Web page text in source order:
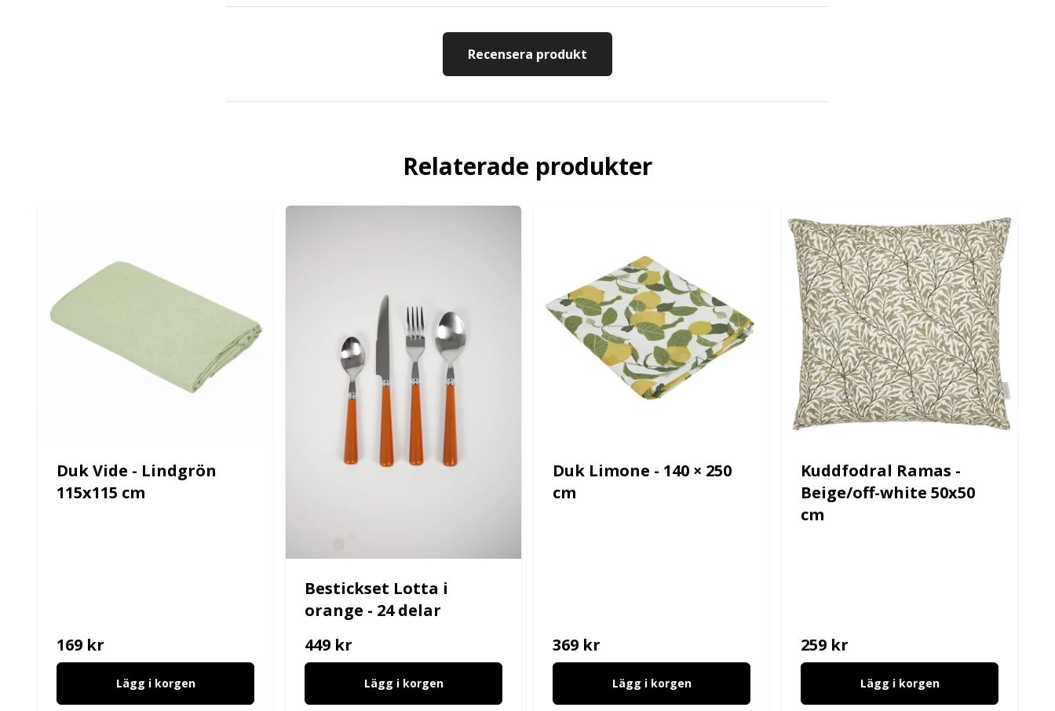
Recensera produkt
Relaterade produkter
Duk Vide - Lindgrön
115x115 cm
169 kr
Lägg i korgen
Bestickset Lotta i
orange - 24 delar
449 kr
Lägg i korgen
Duk Limone - 140 × 250
cm
369 kr
Lägg i korgen
Kuddfodral Ramas -
Beige/off-white 50x50
cm
259 kr
Lägg i korgen